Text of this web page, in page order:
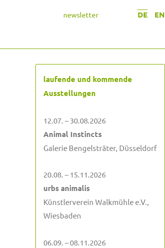
newsletter DE EN
laufende und kommende
Ausstellungen
12.07. – 30.08.2026
Animal Instincts
Galerie Bengelsträter, Düsseldorf
20.08. – 15.11.2026
urbs animalis
Künstlerverein Walkmühle e.V.,
Wiesbaden
06.09. – 08.11.2026